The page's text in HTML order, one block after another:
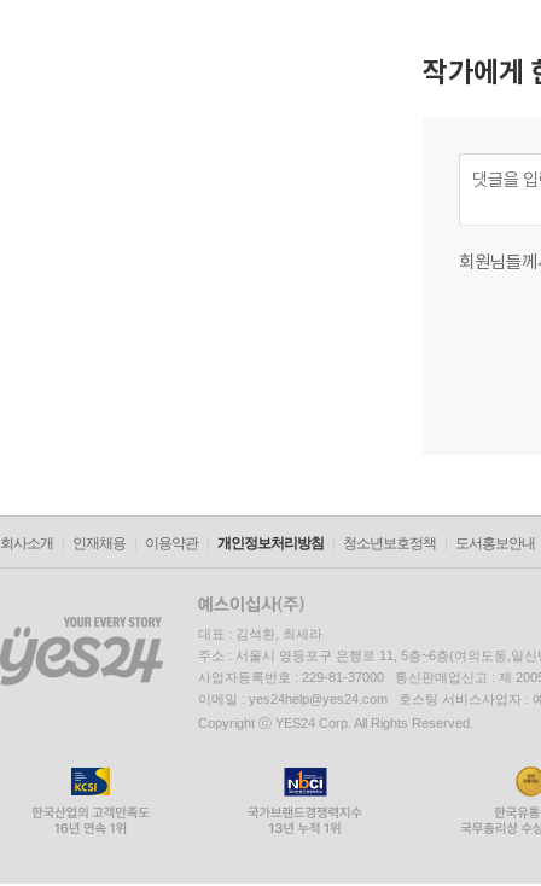
작가에게
회원님들
회사소개 인재채용 이용약관 개인정보처리방침 청소년보호정책 도서홍보안내
대표 : 김석환, 최세라
주소 : 서울시 영등포구 은행로 11, 5층~6층(여의도동,일신
사업자등록번호 : 229-81-37000 통신판매업신고 : 제
이메일 : yes24help@yes24.com 호스팅 서비스사업자 :
Copyright ⓒ YES24 Corp. All Rights Reserved.